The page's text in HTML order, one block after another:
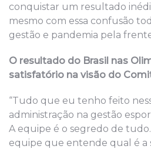
conquistar um resultado
mesmo com essa confusão
gestão e pandemia pela
O resultado do Brasil nas
satisfatório na visão do
“Tudo que eu tenho feito
administração na gestão
A equipe é o segredo de
equipe que entende qual é a